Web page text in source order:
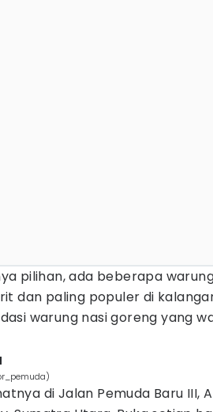
pilihan, ada beberapa
dan paling populer di
warung nasi goreng yang
di Jalan Pemuda Baru III, A